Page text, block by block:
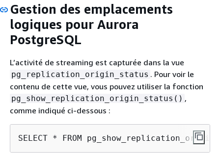
Gestion des emplacements
logiques pour Aurora
PostgreSQL
L’activité de streaming est capturée dans la vue
pg_replication_origin_status . Pour voir le
contenu de cette vue, vous pouvez utiliser la fonction
pg_show_replication_origin_status() ,
comme indiqué ci-dessous :
SELECT * FROM